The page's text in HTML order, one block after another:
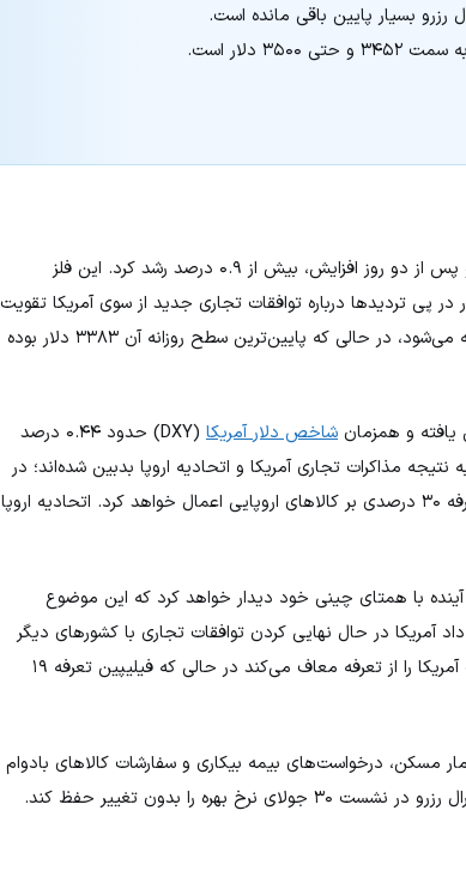
دلار است.
(XAU/USD) روز سه‌شنبه به رشد خود ادامه داد و پس از دو روز افزایش، بیش از ۰.۹ درصد رشد کرد. این فلز
پی تردیدها درباره توافقات تجاری جدید از سوی آمریکا تقویت
شد. در لحظه تنظیم این گزارش، هر اونس طلا با ۳۴۲۷ دلار معامله می‌شود، در حالی که پایین‌ترین سطح روزانه آن ۳۳۸۳ دلار بوده
شاخص دلار آمریکا
(DXY) حدود ۰.۴۴ درصد
مذاکرات تجاری آمریکا و اتحادیه اروپا بدبین شده‌اند؛ در
صورت عدم توافق تا پیش از ضرب‌الاجل اول آگوست، کاخ سفید تعرفه ۳۰ درصدی بر کالاهای اروپایی اعمال خواهد کرد. اتحادیه اروپا
آینده با همتای چینی خود دیدار خواهد کرد که این موضوع
خبر داد آمریکا در حال نهایی کردن توافقات تجاری با کشورهای دیگر
است. ترامپ نیز اخیراً از توافق تجاری با فیلیپین خبر داد که واردات آمریکا را از تعرفه معاف می‌کند در حالی که فیلیپین تعرفه ۱۹
مسکن، درخواست‌های بیمه بیکاری و سفارشات کالاهای بادوام
را بدون تغییر حفظ کند.